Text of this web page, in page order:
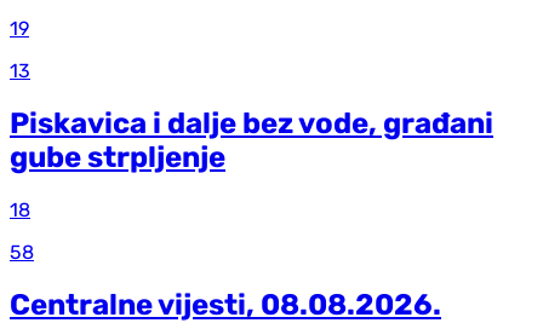
19
13
Piskavica i dalje bez vode, građani
gube strpljenje
18
58
Centralne vijesti, 08.08.2026.